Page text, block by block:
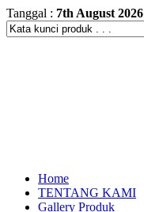
Tanggal : 7th August 2026
Home
TENTANG KAMI
Gallery Produk